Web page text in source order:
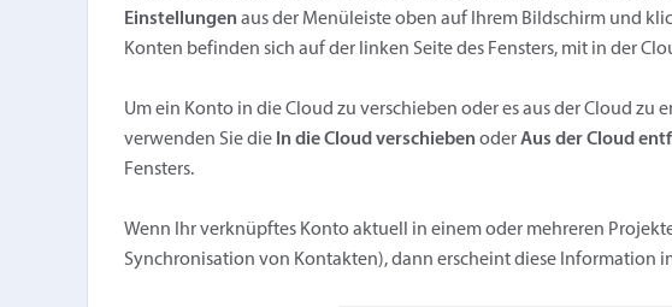
Einstellungen aus der Menüleiste oben auf Ihrem Bildschirm und
Konten befinden sich auf der linken Seite des Fensters, mit in der
Um ein Konto in die Cloud zu verschieben oder es aus der Cloud zu
verwenden Sie die In die Cloud verschieben oderAus der Cloud
Fensters.
Wenn Ihr verknüpftes Konto aktuell in einem oder mehreren
Synchronisation von Kontakten), dann erscheint diese Information